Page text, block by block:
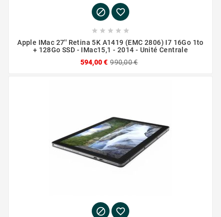
 
    
Apple IMac 27'' Retina 5K A1419 (EMC 2806) I7 16Go 1to
+ 128Go SSD - IMac15,1 - 2014 - Unité Centrale
594,00 € 990,00 €
 